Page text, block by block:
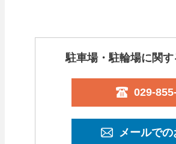
駐車場・駐輪場に関
029-
メールで